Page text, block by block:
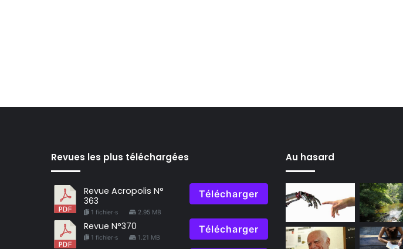
Revues les plus téléchargées
Revue Acropolis N°
363
1 fichier·s 2.95 MB
Télécharger
Revue N°370
1 fichier·s 1.21 MB
Télécharger
Au hasard